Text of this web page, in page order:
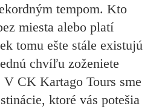
tempom. Kto
miesta alebo platí
tomu ešte stále existujú
chvíľu zoženiete
CK Kartago Tours sme
ktoré vás potešia